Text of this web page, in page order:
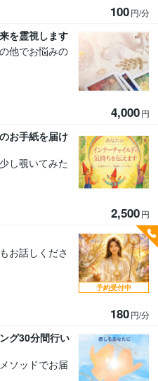
100円/分
を霊視します
他でお悩みの
4,000円
お手紙を届け
し覗いてみた
2,500円
お話しくださ
180円/分
予約受付中
グ30分間行い
ソッドでお届